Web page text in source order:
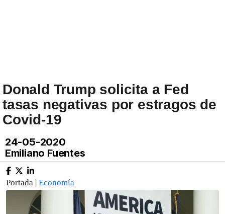
Donald Trump solicita a Fed
tasas negativas por estragos de
Covid-19
24-05-2020
Emiliano Fuentes
Portada | Economía